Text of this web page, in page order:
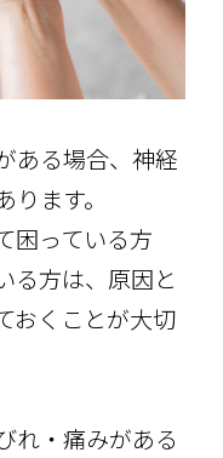
ある場合、神経
ます。
困っている方
る方は、原因と
おくことが大切
れ・痛みがある